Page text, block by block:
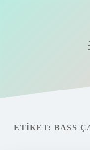
Gizlilik Politikası
ETIKET: BASS